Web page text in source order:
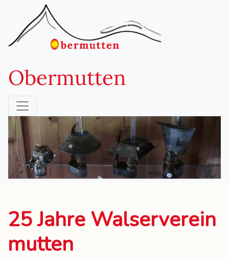
Obermutten
25 Jahre Walserverein
mutten